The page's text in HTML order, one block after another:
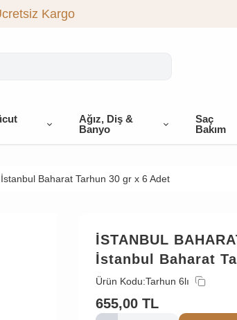
Kargo
Ağız, Diş &
Banyo
Saç
Bakım
İstanbul Baharat Tarhun 30 gr x 6 Adet
İSTANBUL
İstanbul Baharat
Ürün Kodu:Tarhun 6lı
655,00 TL